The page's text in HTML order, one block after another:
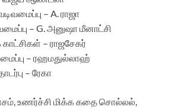
– A. ராஜா
– G. அனுஷா மீனாட்சி
– ராஜசேகர்
– ரஹமதுல்லாஹ்
– ரேகா
உணர்ச்சி மிக்க கதை சொல்லல்,